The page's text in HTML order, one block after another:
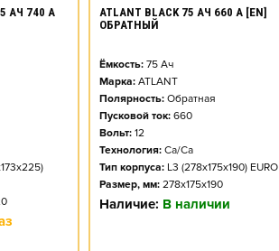
АЧ 740 А
ATLANT BLACK 75 АЧ 660 А [EN]
ОБРАТНЫЙ
Ёмкость: 75Ач
Марка: ATLANT
Полярность: Обратная
Пусковой ток: 660
Вольт: 12
Технология: Ca/Ca
Тип корпуса: L3 (278x175x190) EURO
Размер, мм: 278x175x190
Наличие: В наличии